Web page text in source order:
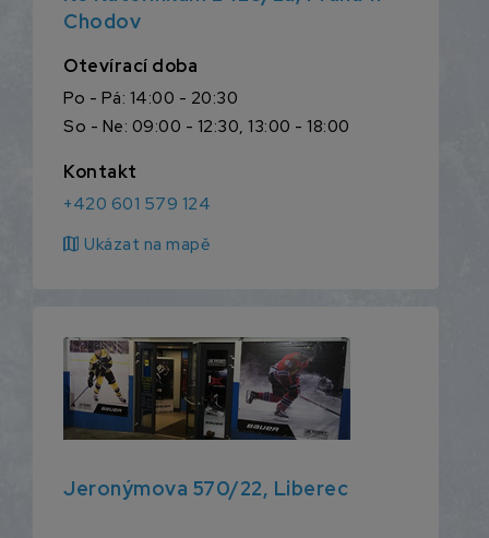
Chodov
Otevírací doba
Po - Pá: 14:00 - 20:30
So - Ne: 09:00 - 12:30, 13:00 - 18:00
Kontakt
+420 601 579 124
map Ukázat na mapě
Jeronýmova 570/22, Liberec